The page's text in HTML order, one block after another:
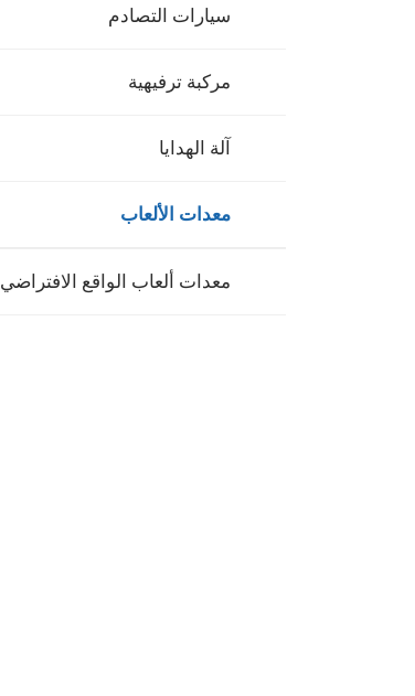
سيارات التصادم
مركبة ترفيهية
آلة الهدايا
معدات الألعاب
معدات ألعاب الواقع الافتراضي